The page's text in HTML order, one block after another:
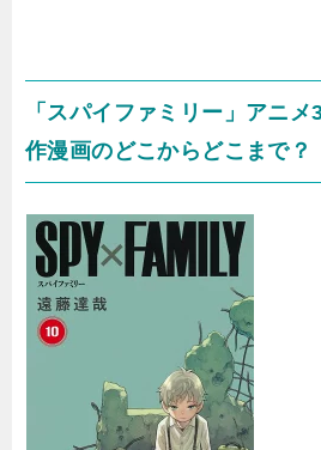
「スパイファミリー」アニ
作漫画のどこからどこまで？